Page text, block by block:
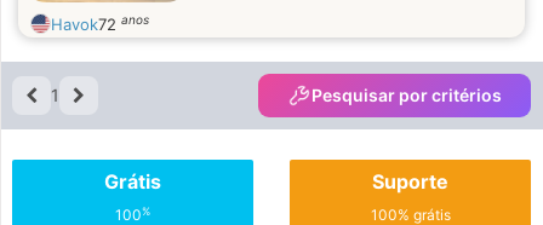
Havok72 anos
1 Pesquisar por critérios
Grátis
100%
Suporte
100% grátis